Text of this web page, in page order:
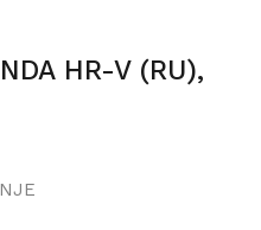
HR-V (RU),